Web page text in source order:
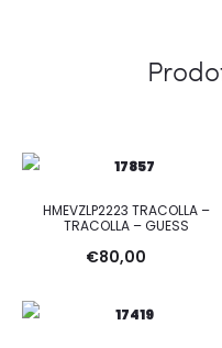
HMEVZLP2223 TRACOLLA –
TRACOLLA – GUESS
€80,00